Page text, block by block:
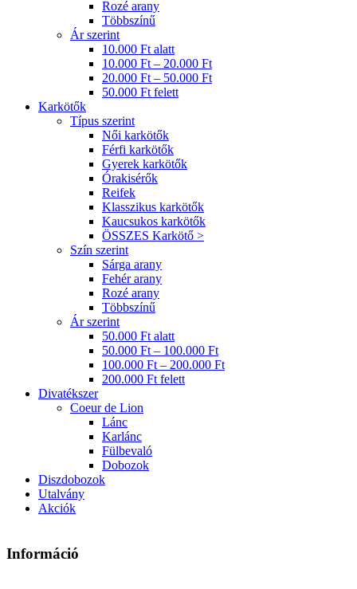
Rozé arany
Többszínű
Ár szerint
10.000 Ft alatt
10.000 Ft – 20.000 Ft
20.000 Ft – 50.000 Ft
50.000 Ft felett
Karkötők
Típus szerint
Női karkötők
Férfi karkötők
Gyerek karkötők
Órakisérők
Reifek
Klasszikus karkötők
Kaucsukos karkötők
ÖSSZES Karkötő >
Szín szerint
Sárga arany
Fehér arany
Rozé arany
Többszínű
Ár szerint
50.000 Ft alatt
50.000 Ft – 100.000 Ft
100.000 Ft – 200.000 Ft
200.000 Ft felett
Divatékszer
Coeur de Lion
Lánc
Karlánc
Fülbevaló
Dobozok
Diszdobozok
Utalvány
Akciók
Információ